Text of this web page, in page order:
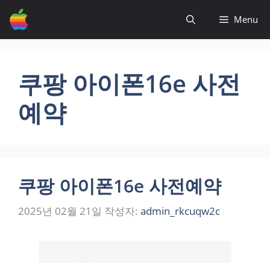
츠
Menu
쿠팡 아이폰16e 사전
예약
쿠팡 아이폰16e 사전예약
2025년 02월 21일 작성자: admin_rkcuqw2c